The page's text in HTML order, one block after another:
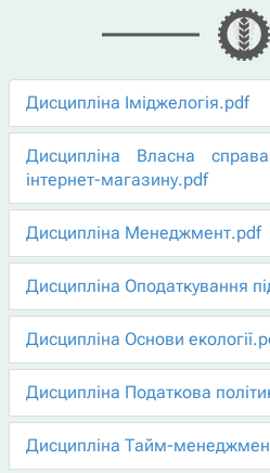
Дисципліна Іміджелогія.pdf
Дисципліна Власна
інтернет-магазину.pdf
Дисципліна Менеджмент.pdf
Дисципліна Оподаткування
Дисципліна Основи
Дисципліна Податкова
Дисципліна Тайм-